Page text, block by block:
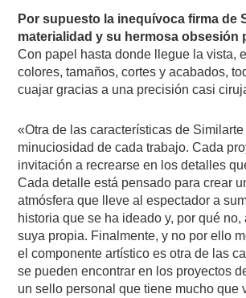
Por supuesto la inequívoca firma de
materialidad y su hermosa obsesión
Con papel hasta donde llegue la vista,
colores, tamaños, cortes y acabados,
cuajar gracias a una precisión casi
«Otra de las características de Similarte
minuciosidad de cada trabajo. Cada
invitación a recrearse en los detalles
Cada detalle está pensado para crear
atmósfera que lleve al espectador a
historia que se ha ideado y, por qué no,
suya propia. Finalmente, y no por ello
el componente artístico es otra de las
se pueden encontrar en los proyectos
un sello personal que tiene mucho que